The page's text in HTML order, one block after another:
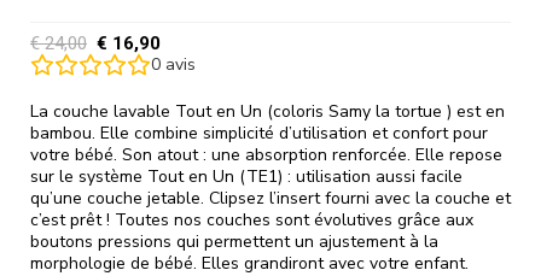
€24,00 € 16,90
0 avis
La couche lavable Tout en Un (coloris Samy la tortue ) est en
bambou. Elle combine simplicité d’utilisation et confort pour
votre bébé. Son atout : une absorption renforcée. Elle repose
sur le système Tout en Un (TE1) : utilisation aussi facile
qu’une couche jetable. Clipsez l’insert fourni avec la couche et
c’est prêt ! Toutes nos couches sont évolutives grâce aux
boutons pressions qui permettent un ajustement à la
morphologie de bébé. Elles grandiront avec votre enfant.